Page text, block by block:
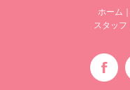
ホーム ｜
スタッフ